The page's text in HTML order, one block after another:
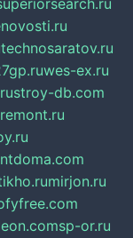
technosaratov.ru
wes-ex.ru
stroy-db.com
mirjon.ru
sp-or.ru